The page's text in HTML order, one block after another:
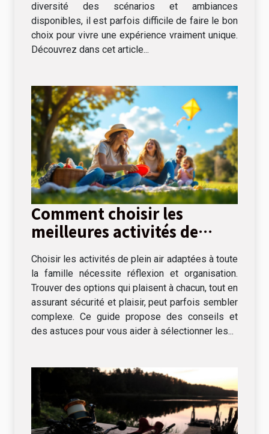
diversité des scénarios et ambiances
disponibles, il est parfois difficile de faire le bon
choix pour vivre une expérience vraiment unique.
Découvrez dans cet article...
Comment choisir les
meilleures activités de
famille
Choisir les activités de plein air adaptées à toute
la famille nécessite réflexion et organisation.
Trouver des options qui plaisent à chacun, tout en
assurant sécurité et plaisir, peut parfois sembler
complexe. Ce guide propose des conseils et
des astuces pour vous aider à sélectionner les...